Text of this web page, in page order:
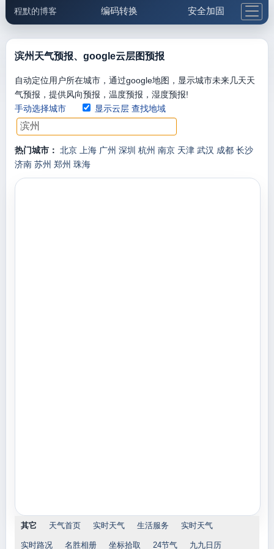
程默的博客 编码转换 安全加固
邮件工具 生活便民
5.1支付宝大红包
滨州天气预报、google云层图预报
自动定位用户所在城市，通过google地图，显示城市未来几天天
气预报，提供风向预报，温度预报，湿度预报!
手动选择城市
显示云层 查找地域
热门城市： 北京 上海 广州 深圳 杭州 南京 天津 武汉 成都 长沙
济南 苏州 郑州 珠海
其它 天气首页 实时天气 生活服务 实时天气
实时路况 名胜相册 坐标拾取 24节气 九九日历